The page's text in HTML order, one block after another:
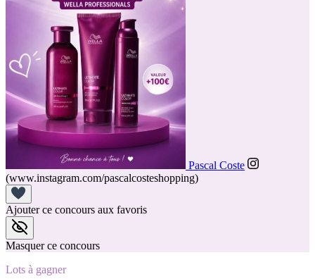
Pascal Coste
(www.instagram.com/pascalcosteshopping)
Ajouter ce concours aux favoris
Masquer ce concours
Lots à gagner